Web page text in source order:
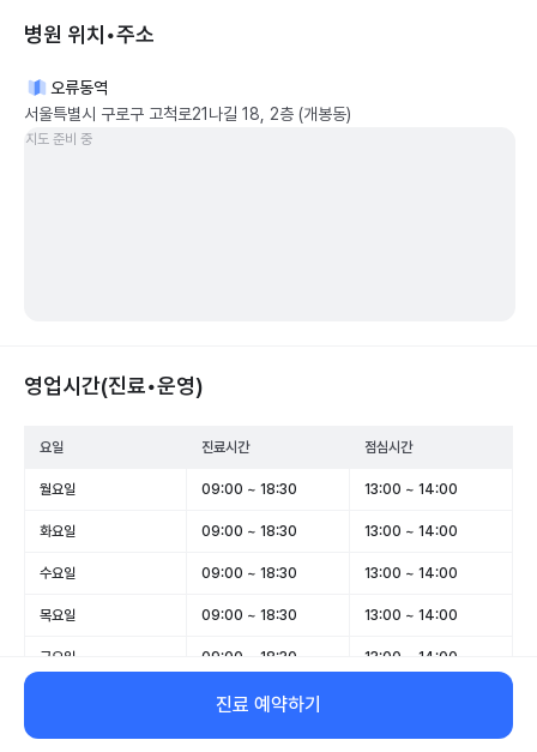
병원 위치•주소
오류동역
서울특별시 구로구 고척로21나길 18, 2층 (개봉동)
지도 준비 중
영업시간(진료•운영)
요일 진료시간 점심시간
월요일 09:00 ~ 18:30 13:00 ~ 14:00
화요일 09:00 ~ 18:30 13:00 ~ 14:00
수요일 09:00 ~ 18:30 13:00 ~ 14:00
목요일 09:00 ~ 18:30 13:00 ~ 14:00
금요일 09:00 ~ 18:30 13:00 ~ 14:00
09:00 ~ 15:00
일요일 휴무 -
진료 예약하기